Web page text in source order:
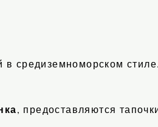
средиземноморском стиле.
, предоставляются